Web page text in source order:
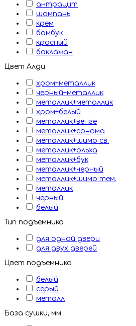
антрацит
шампань
крем
бамбук
красный
баклажан
Цвет Алди
хром+металлик
черный+металлик
металлик+металлик
хром+белый
металлик+венге
металлик+сонома
металлик+шимо св.
металлик+ольха
металлик+бук
металлик+черный
металлик+шимо тем.
металлик
черный
белый
Тип подъемника
для одной двери
для двух дверей
Цвет подъемника
белый
серый
металл
База сушки, мм